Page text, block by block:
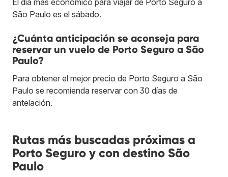
São Paulo es el sábado.
¿Cuánta anticipación se aconseja para
reservar un vuelo de Porto Seguro a São
Paulo?
Para obtener el mejor precio de Porto Seguro a São
Paulo se recomienda reservar con 30 días de
antelación.
Rutas más buscadas próximas a
Porto Seguro y con destino São
Paulo